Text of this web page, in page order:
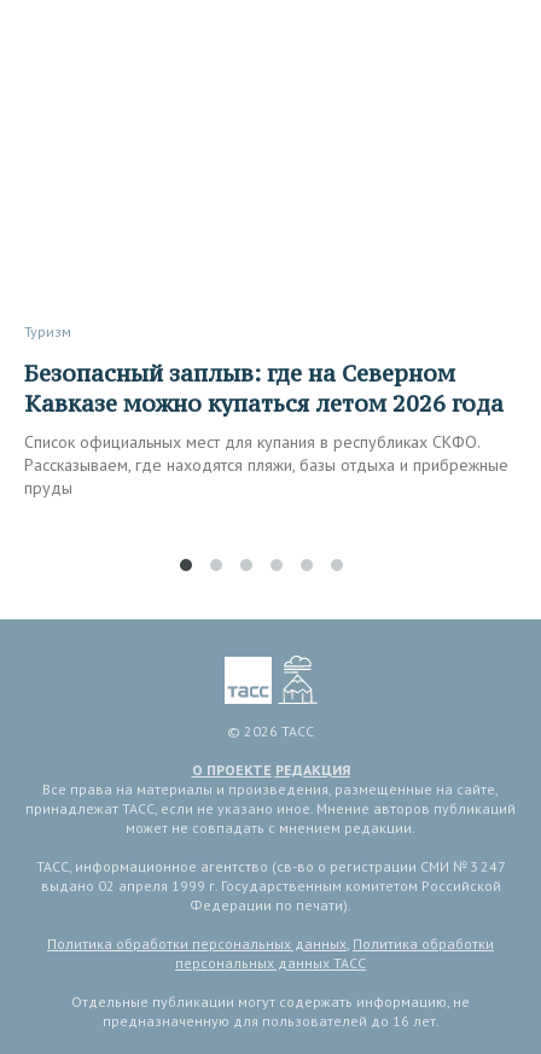
Туризм
Безопасный заплыв: где на Северном
Кавказе можно купаться летом 2026 года
Список официальных мест для купания в республиках СКФО.
Рассказываем, где находятся пляжи, базы отдыха и прибрежные
пруды
© 2026 ТАСС
О ПРОЕКТЕ РЕДАКЦИЯ
Все права на материалы и произведения, размещенные на сайте,
принадлежат ТАСС, если не указано иное. Мнение авторов публикаций
может не совпадать с мнением редакции.
ТАСС, информационное агентство (св-во о регистрации СМИ № 3 247
выдано 02 апреля 1999 г. Государственным комитетом Российской
Федерации по печати).
Политика обработки персональных данных, Политика обработки
персональных данных ТАСС
Отдельные публикации могут содержать информацию, не
предназначенную для пользователей до 16 лет.